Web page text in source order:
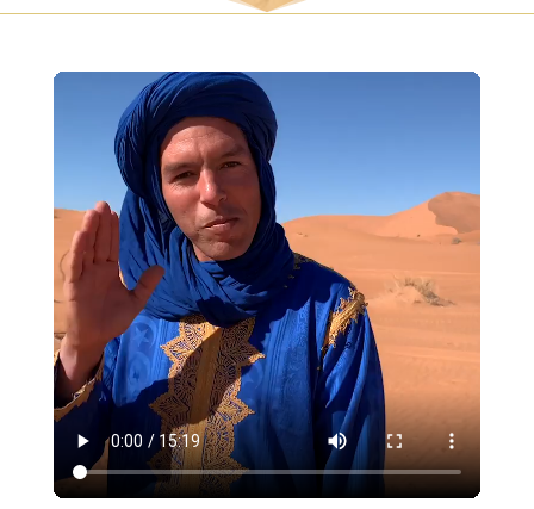
with
luxury camp is magical, and the camel
The team is professional and attentive,
taking care of every detail, from the
delicious meals to the welcoming
atmosphere. A perfect adventure for
those looking to explore Morocco in an
authentic and comfortable way.